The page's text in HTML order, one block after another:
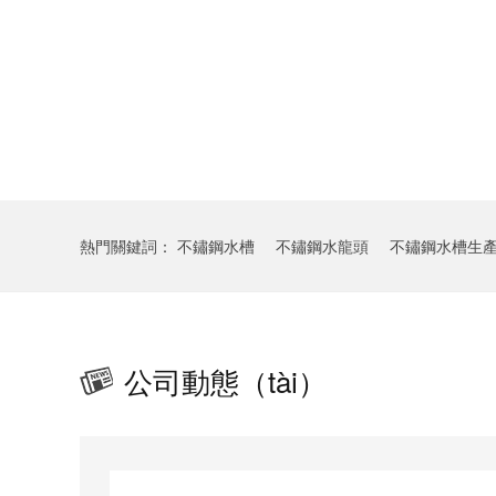
熱門關鍵詞： 不鏽鋼水槽 不鏽鋼水龍頭 不鏽鋼水槽生
公司動態（tài）